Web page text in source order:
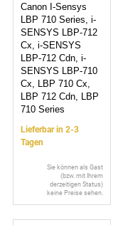
Canon I-Sensys
LBP 710 Series, i-
SENSYS LBP-712
Cx, i-SENSYS
LBP-712 Cdn, i-
SENSYS LBP-710
Cx, LBP 710 Cx,
LBP 712 Cdn, LBP
710 Series
Lieferbar in 2-3
Tagen
Sie können als Gast
(bzw. mit Ihrem
derzeitigen Status)
keine Preise sehen.